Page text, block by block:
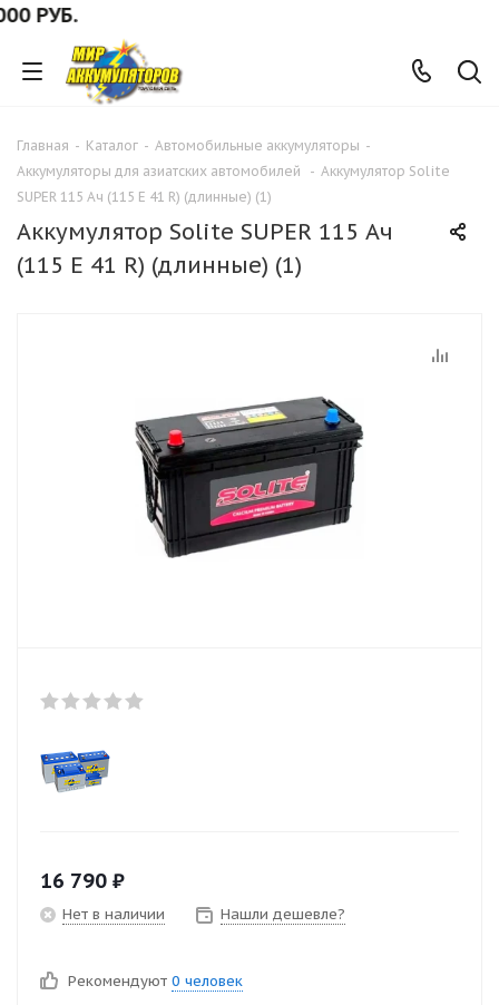
РУБ.
Главная - Каталог - Автомобильные аккумуляторы -
Аккумуляторы для азиатских автомобилей
- Аккумулятор Solite
SUPER 115 Ач (115 E 41 R) (длинные) (1)
Аккумулятор Solite SUPER 115 Ач
(115 E 41 R) (длинные) (1)
16 790 ₽
Нет в наличии Нашли дешевле?
Рекомендуют 0 человек